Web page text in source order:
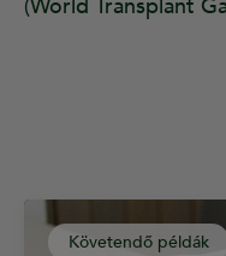
(World Transplant
Követendő példák